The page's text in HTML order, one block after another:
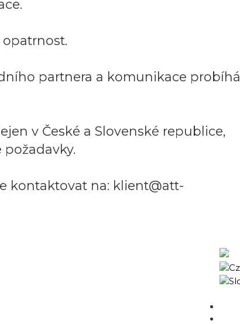
partnera a komunikace probíhá
v České a Slovenské republice,
kontaktovat na: klient@att-